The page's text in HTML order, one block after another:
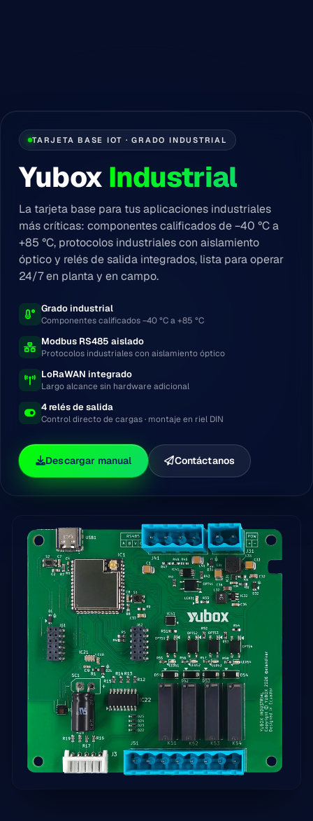
TARJETA BASE IOT · GRADO INDUSTRIAL
Yubox Industrial
La tarjeta base para tus aplicaciones industriales
más críticas: componentes calificados de −40 °C a
+85 °C, protocolos industriales con aislamiento
óptico y relés de salida integrados, lista para operar
24/7 en planta y en campo.
Grado industrial
Componentes calificados −40 °C a +85 °C
Modbus RS485 aislado
Protocolos industriales con aislamiento óptico
LoRaWAN integrado
Largo alcance sin hardware adicional
4 relés de salida
Control directo de cargas · montaje en riel DIN
Descargar manual Contáctanos